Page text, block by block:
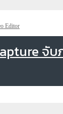
Editor
จั